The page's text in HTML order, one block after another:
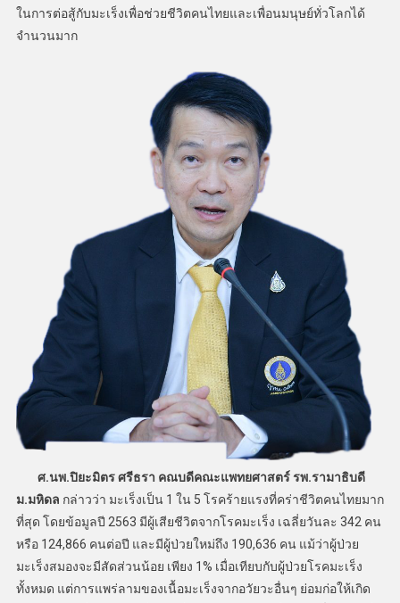
ในการต่อสู้กับมะเร็งเพื่อช่วยชีวิตคนไทยและเพื่อนมนุษย์ทั่วโลกได้
จำนวนมาก
ศ.นพ.ปิยะมิตร ศรีธรา คณบดีคณะแพทยศาสตร์ รพ.รามาธิบดี
ม.มหิดล กล่าวว่า มะเร็งเป็น 1 ใน 5 โรคร้ายแรงที่คร่าชีวิตคนไทยมาก
ที่สุด โดยข้อมูลปี 2563 มีผู้เสียชีวิตจากโรคมะเร็ง เฉลี่ยวันละ 342 คน
หรือ 124,866 คนต่อปี และมีผู้ป่วยใหม่ถึง 190,636 คน แม้ว่าผู้ป่วย
มะเร็งสมองจะมีสัดส่วนน้อย เพียง 1% เมื่อเทียบกับผู้ป่วยโรคมะเร็ง
ทั้งหมด แต่การแพร่ลามของเนื้อมะเร็งจากอวัยวะอื่นๆ ย่อมก่อให้เกิด